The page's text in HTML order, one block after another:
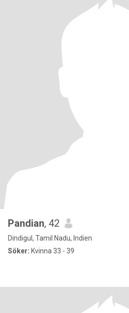
Pandian, 42
Dindigul, Tamil Nadu, Indien
Söker: Kvinna 33 - 39